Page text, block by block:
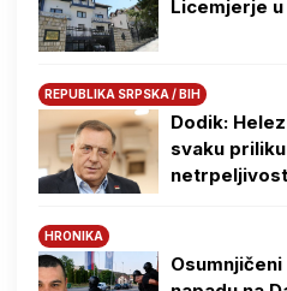
Licemjerje
REPUBLIKA SRPSKA / BIH
Dodik:
svaku
HRONIKA